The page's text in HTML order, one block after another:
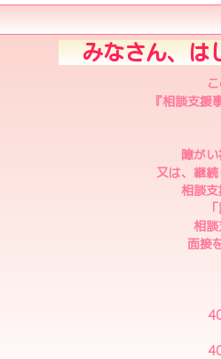
みなさん、は
『相談支援
障が
又は、継
相談
相
面接